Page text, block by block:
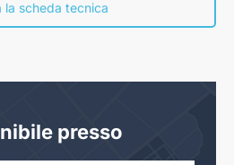
la scheda tecnica
presso